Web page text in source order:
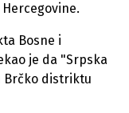
Bosne i
je da "Srpska
Brčko distriktu